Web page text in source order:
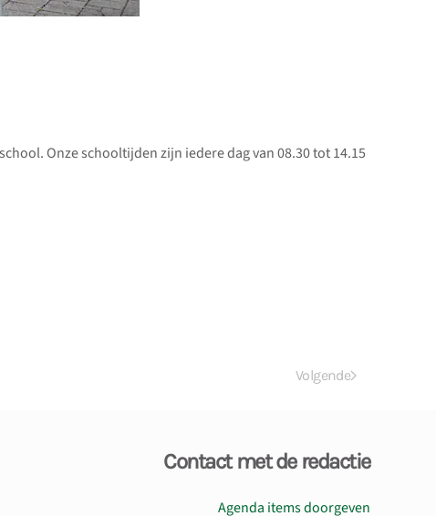
Onze schooltijden zijn iedere dag van 08.30 tot 14.15
Volgende
Contact met de redactie
Agenda items doorgeven